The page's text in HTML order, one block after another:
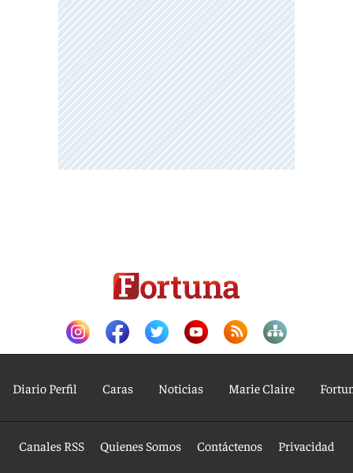
Diario Perfil Caras Noticias Marie Claire
Canales RSS Quienes Somos Contáctenos
Privacidad